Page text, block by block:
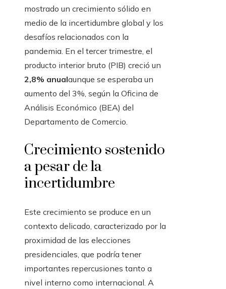
mostrado un crecimiento sólido en
medio de la incertidumbre global y los
desafíos relacionados con la
pandemia. En el tercer trimestre, el
producto interior bruto (PIB) creció un
2,8% anualaunque se esperaba un
aumento del 3%, según la Oficina de
Análisis Económico (BEA) del
Departamento de Comercio.
Crecimiento sostenido
a pesar de la
incertidumbre
Este crecimiento se produce en un
contexto delicado, caracterizado por la
proximidad de las elecciones
presidenciales, que podría tener
importantes repercusiones tanto a
nivel interno como internacional. A